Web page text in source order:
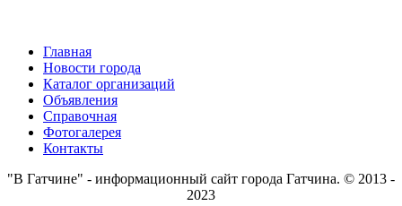
Главная
Новости города
Каталог организаций
Объявления
Справочная
Фотогалерея
Контакты
"В Гатчине" - информационный сайт города Гатчина. © 2013 -
2023